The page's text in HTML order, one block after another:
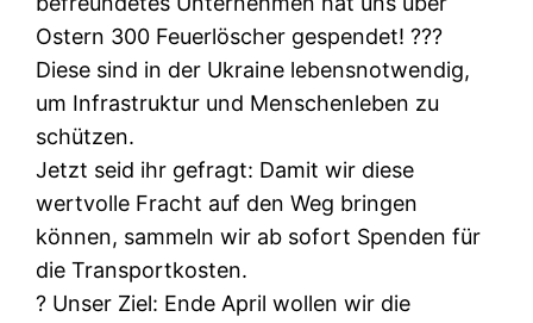
Ostern 300 Feuerlöscher gespendet! ???
Diese sind in der Ukraine lebensnotwendig,
um Infrastruktur und Menschenleben zu
schützen.
​Jetzt seid ihr gefragt: Damit wir diese
wertvolle Fracht auf den Weg bringen
können, sammeln wir ab sofort Spenden für
die Transportkosten.
​? Unser Ziel: Ende April wollen wir die